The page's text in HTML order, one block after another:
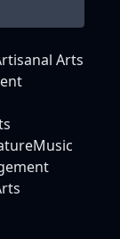
Arts
Music